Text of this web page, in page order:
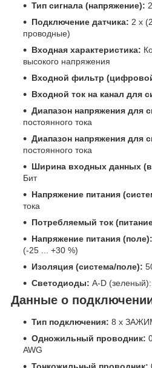
Тип сигнала (напряжение):
Подключение датчика: 2 х
проводные)
Входная характеристика:
высокого напряжения
Входной фильтр
Входной ток на канал для
Диапазон напряжения для
постоянного тока
Диапазон напряжения для
постоянного тока
Ширина входных данных
Бит
Напряжение питания
тока
Потребляемый ток
Напряжение питания (поле):
(-25 ... +30 %)
Изоляция (система/поле):
Светодиоды: A-D
Данные о
Тип подключения: 8 x
Одножильный проводник:
AWG